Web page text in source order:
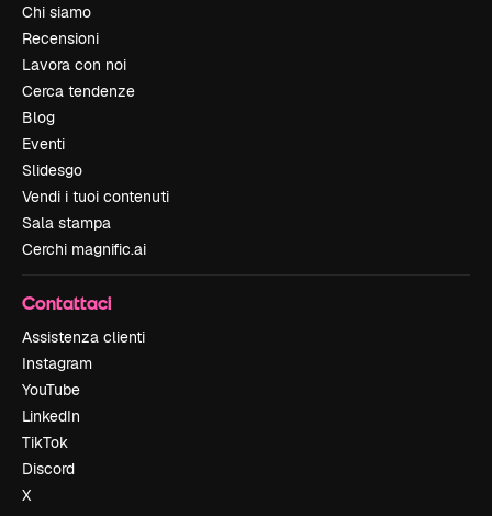
Chi siamo
Recensioni
Lavora con noi
Cerca tendenze
Blog
Eventi
Slidesgo
Vendi i tuoi contenuti
Sala stampa
Cerchi magnific.ai
Contattaci
Assistenza clienti
Instagram
YouTube
LinkedIn
TikTok
Discord
X